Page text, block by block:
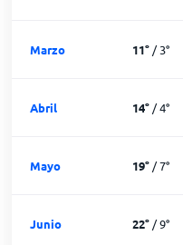
Marzo 11°/3°
Abril 14°/4°
Mayo 19°/7°
Junio 22°/9°